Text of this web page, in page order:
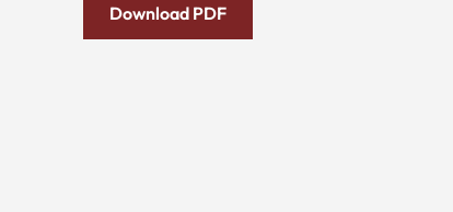
Download PDF